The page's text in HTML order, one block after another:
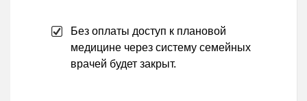
Без оплаты доступ к плановой
медицине через систему семейных
врачей будет закрыт.